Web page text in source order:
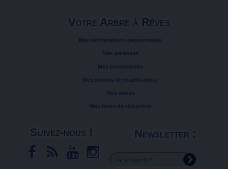
Votre Arbre à Rêves
Mes informations personnelles
Mes adresses
Mes commandes
Mes retours de marchandise
Mes avoirs
Mes bons de réduction
Suivez-nous ! Newsletter :